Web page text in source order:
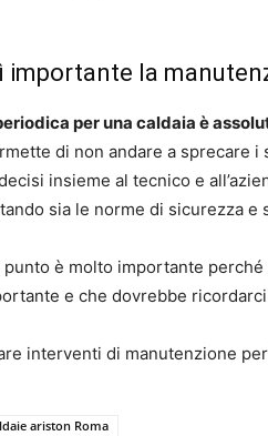
importante la
per una caldaia è
di non andare a sprecare
insieme al tecnico e
sia le norme di sicurezza
punto è molto importante
e che dovrebbe
interventi di manutenzione
ariston Roma